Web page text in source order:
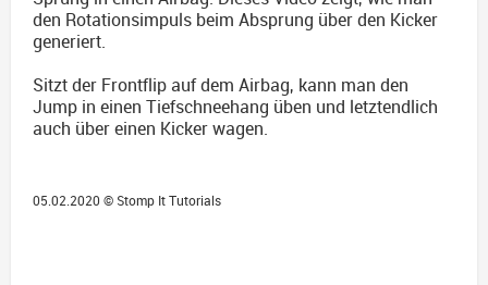
den Rotationsimpuls beim Absprung über den Kicker
generiert.
Sitzt der Frontflip auf dem Airbag, kann man den
Jump in einen Tiefschneehang üben und letztendlich
auch über einen Kicker wagen.
05.02.2020 © Stomp It Tutorials